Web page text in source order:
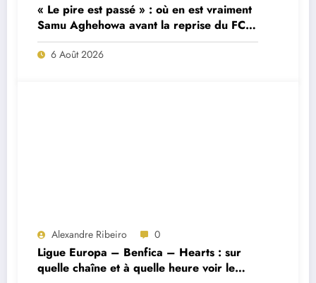
« Le pire est passé » : où en est vraiment
Samu Aghehowa avant la reprise du FC
Porto ?
6 Août 2026
Alexandre Ribeiro 0
Ligue Europa – Benfica – Hearts : sur
quelle chaîne et à quelle heure voir le